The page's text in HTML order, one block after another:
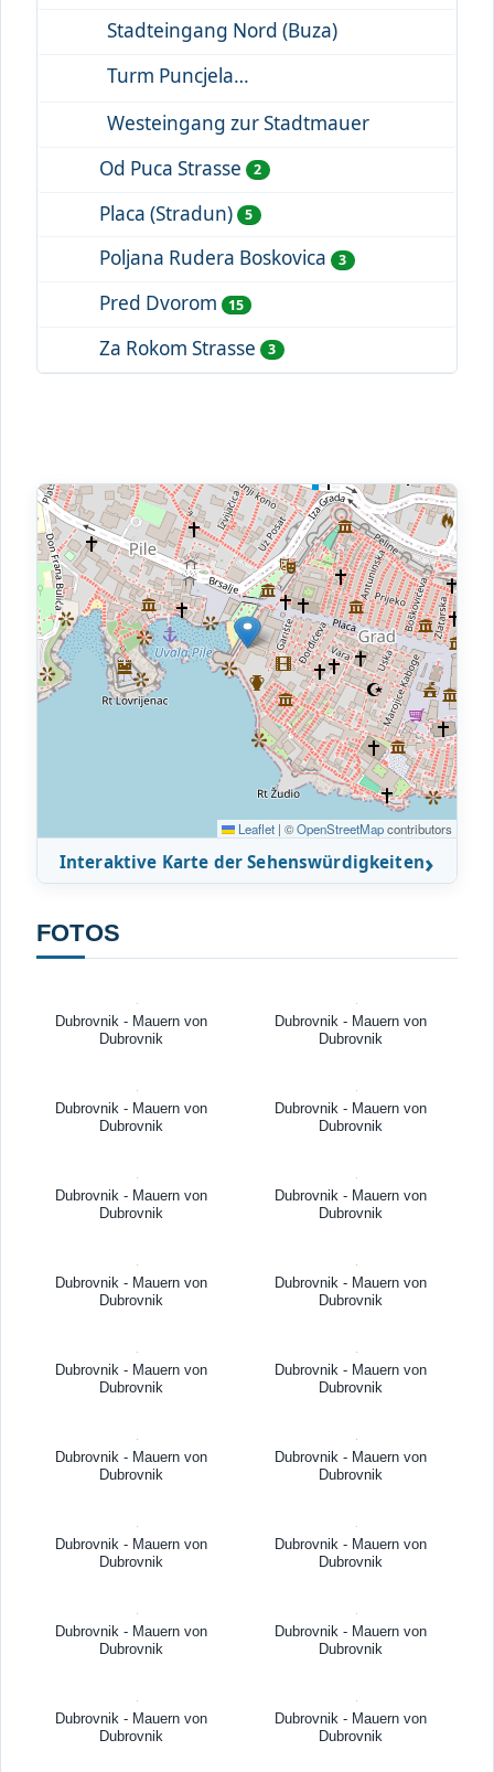
Stadteingang Nord (Buza)
Turm Puncjela
Westeingang zur Stadtmauer
Od Puca Strasse
2
Placa (Stradun) 5
Poljana Rudera Boskovica 3
Pred Dvorom 15
Za Rokom Strasse 3
Leaflet | ©OpenStreetMapcontributors
Interaktive Karte der Sehenswürdigkeiten
FOTOS
Dubrovnik - Mauern von
Dubrovnik
Dubrovnik - Mauern von
Dubrovnik
Dubrovnik - Mauern von
Dubrovnik
Dubrovnik - Mauern von
Dubrovnik
Dubrovnik - Mauern von
Dubrovnik
Dubrovnik - Mauern von
Dubrovnik
Dubrovnik - Mauern von
Dubrovnik
Dubrovnik - Mauern von
Dubrovnik
Dubrovnik - Mauern von
Dubrovnik
Dubrovnik - Mauern von
Dubrovnik
Dubrovnik - Mauern von
Dubrovnik
Dubrovnik - Mauern von
Dubrovnik
Dubrovnik - Mauern von
Dubrovnik
Dubrovnik - Mauern von
Dubrovnik
Dubrovnik - Mauern von
Dubrovnik
Dubrovnik - Mauern von
Dubrovnik
Dubrovnik - Mauern von
Dubrovnik
Dubrovnik - Mauern von
Dubrovnik